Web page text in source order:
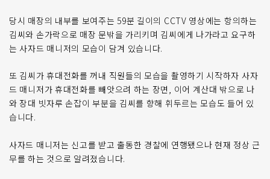
당시 매장의 내부를 보여주는 59분 길이의 CCTV 영상에는 항의하는
김씨와 손가락으로 매장 문밖을 가리키며 김씨에게 나가라고 요구하
는 사자드 매니저의 모습이 담겨 있습니다.
또 김씨가 휴대전화를 꺼내 직원들의 모습을 촬영하기 시작하자 사자
드 매니저가 휴대전화를 빼앗으려 하는 장면, 이어 계산대 밖으로 나
와 장대 빗자루 손잡이 부분을 김씨를 향해 휘두르는 모습도 들어 있
습니다.
사자드 매니저는 신고를 받고 출동한 경찰에 연행됐으나 현재 정상 근
무를 하는 것으로 알려졌습니다.